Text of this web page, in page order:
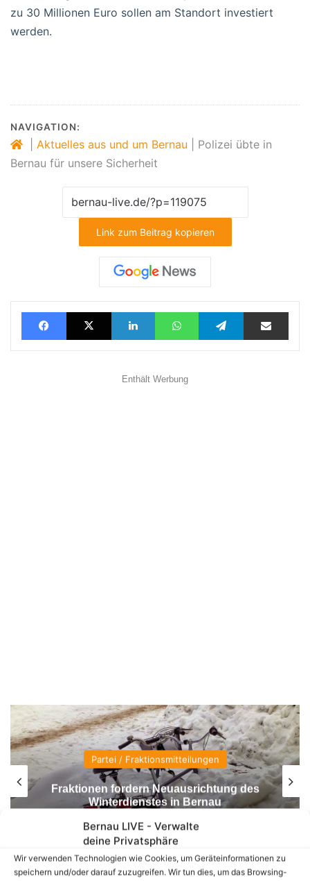
Bernau LIVE - Verwalte
deine Privatsphäre
Wir verwenden Technologien wie Cookies, um Geräteinformationen zu
speichern und/oder darauf zuzugreifen. Wir tun dies, um das Browsing-
zu 30 Millionen Euro sollen am Standort investiert
werden.
NAVIGATION:
Aktuelles aus und um Bernau
Polizei übte in
Bernau für unsere Sicherheit
Link zum Beitrag kopieren
FacebookX LinkedInWhatsAppTelegramTeilen via E-Mail
Enthält Werbung
Partei / Fraktionsmitteilungen
Fraktionen fordern Neuausrichtung des
Winterdienstes in Bernau